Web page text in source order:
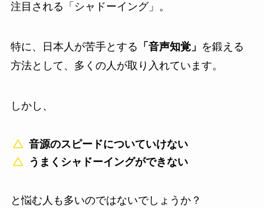
注目される「シャドーイング」。
特に、日本人が苦手とする 「音声知覚」 を鍛える
方法として、多くの人が取り入れています。
しかし、
音源のスピードについていけない
うまくシャドーイングができない
と悩む人も多いのではないでしょうか？